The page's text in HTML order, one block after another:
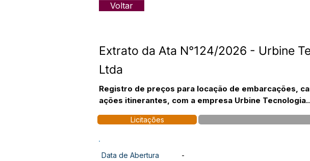
Voltar
Extrato da Ata N°124/2026 - Urbine
Ltda
Registro de preços para locação de embarcações,
ações itinerantes, com a empresa Urbine
Licitações
Data de Abertura -